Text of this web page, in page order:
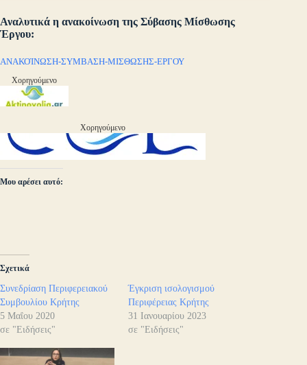
Αναλυτικά η ανακοίνωση της Σύβασης Μίσθωσης
Έργου:
ΑΝΑΚΟΊΝΩΣΗ-ΣΥΜΒΑΣΗ-ΜΙΣΘΩΣΗΣ-ΕΡΓΟΥ
Χορηγούμενο
Χορηγούμενο
Μου αρέσει αυτό:
Σχετικά
Συνεδρίαση Περιφερειακού
Συμβουλίου Κρήτης
5 Μαΐου 2020
σε "Ειδήσεις"
Έγκριση ισολογισμού
Περιφέρειας Κρήτης
31 Ιανουαρίου 2023
σε "Ειδήσεις"